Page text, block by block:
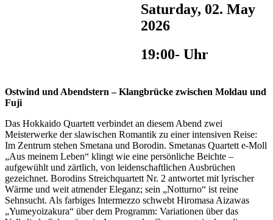
Saturday, 02. May
2026
19:00- Uhr
Ostwind und Abendstern – Klangbrücke zwischen Moldau und
Fuji
Das Hokkaido Quartett verbindet an diesem Abend zwei
Meisterwerke der slawischen Romantik zu einer intensiven Reise:
Im Zentrum stehen Smetana und Borodin. Smetanas Quartett e-Moll
„Aus meinem Leben“ klingt wie eine persönliche Beichte –
aufgewühlt und zärtlich, von leidenschaftlichen Ausbrüchen
gezeichnet. Borodins Streichquartett Nr. 2 antwortet mit lyrischer
Wärme und weit atmender Eleganz; sein „Notturno“ ist reine
Sehnsucht. Als farbiges Intermezzo schwebt Hiromasa Aizawas
„Yumeyoizakura“ über dem Programm: Variationen über das